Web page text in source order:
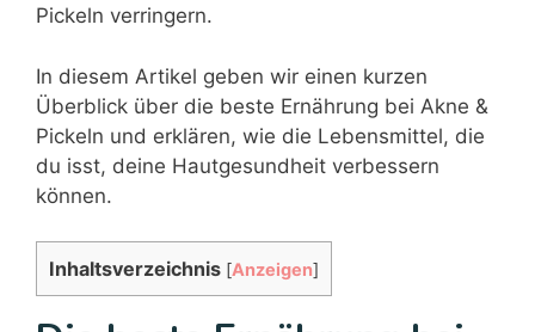
Pickeln verringern.
In diesem Artikel geben wir einen kurzen
Überblick über die beste Ernährung bei Akne &
Pickeln und erklären, wie die Lebensmittel, die
du isst, deine Hautgesundheit verbessern
können.
Inhaltsverzeichnis [Anzeigen]